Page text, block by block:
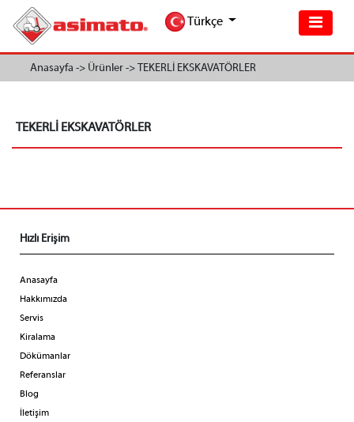
Türkçe
Anasayfa -> Ürünler -> TEKERLİ EKSKAVATÖRLER
TEKERLİ EKSKAVATÖRLER
Hızlı Erişim
Anasayfa
Hakkımızda
Servis
Kiralama
Dökümanlar
Referanslar
Blog
İletişim